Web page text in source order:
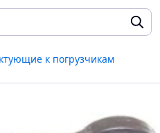
к погрузчикам